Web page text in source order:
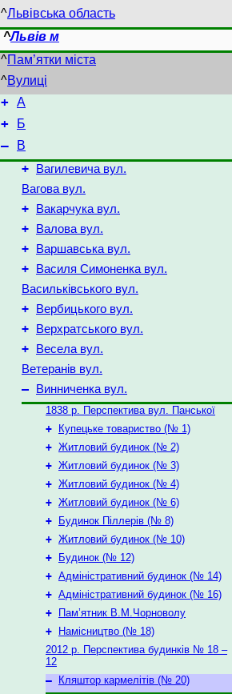
^Львівська область
^Львів м
^Пам’ятки міста
^Вулиці
+ А
+ Б
–
В
+
Вагилевича вул.
Вагова вул.
+ Вакарчука вул.
+ Валова вул.
+ Варшавська вул.
+
Василя Симоненка вул.
Васильківського вул.
+ Вербицького вул.
+ Верхратського вул.
+
Весела вул.
Ветеранів вул.
– Винниченка вул.
1838 р. Перспектива вул. Панської
+
Купецьке товариство (№ 1)
+ Житловий будинок (№ 2)
+ Житловий будинок (№ 3)
+ Житловий будинок (№ 4)
+ Житловий будинок (№ 6)
+
Будинок Піллерів (№ 8)
+ Житловий будинок (№ 10)
+
Будинок (№ 12)
+ Адміністративний будинок (№ 14)
+ Адміністративний будинок (№ 16)
+
Пам’ятник В.М.Чорноволу
+
Намісництво (№ 18)
2012 р. Перспектива будинків № 18 –
12
–
Кляштор кармелітів (№ 20)